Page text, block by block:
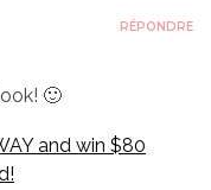
🙂
and win $80
RÉPONDRE